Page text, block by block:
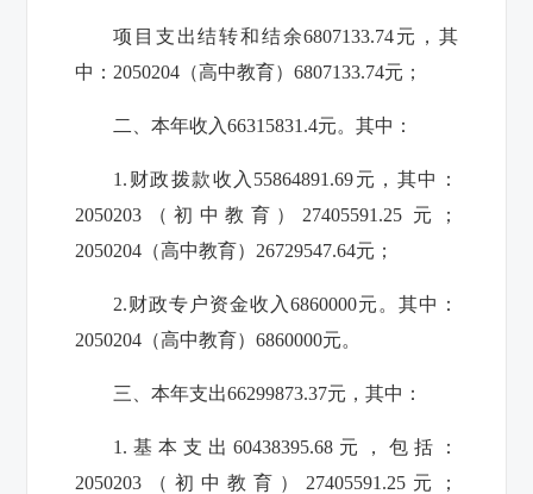
项目支出结转和结余6807133.74元，其
中：2050204（高中教育）6807133.74元；
二、本年收入66315831.4元。其中：
1.财政拨款收入55864891.69元，其中：
2050203（初中教育）27405591.25 元；
2050204（高中教育）26729547.64元；
2.财政专户资金收入6860000元。其中：
2050204（高中教育）6860000元。
三、本年支出66299873.37元，其中：
1.基本支出60438395.68元，包括：
2050203（初中教育）27405591.25元；